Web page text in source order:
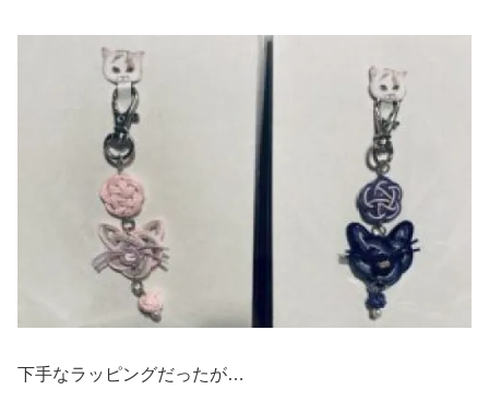
下手なラッピングだったが…